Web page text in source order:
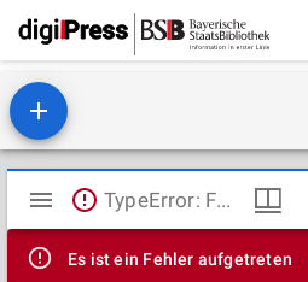
Mirador
Viewer
TypeError: Failed to fetch
Es ist ein Fehler aufgetreten